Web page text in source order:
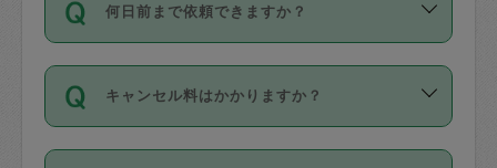
時間も被らない場合、損害保険の対象外
社員など様々なバックグラウンドの方が
登録しています。
日本語も話せる方など様々です。
確認しています。タスカジさんトレーニ
ング動画を使ったセルフトレーニングの
現場トライアルを受け、合格したタスカ
ジさんが活動されています。
を通して成立した作業時間内での作業に
適用されます。作業範囲は、掃除、洗
です。作業中に物を壊したり、人にけが
をさせたりした場合が対象で、補償金額
何日前まで依頼できますか？
ご依頼は、現在を起点に3日後（72時間
以降）の日時から受付可能となっていま
す。
キャンセル料はかかりますか？
キャンセル料には、以下の2種類がありま